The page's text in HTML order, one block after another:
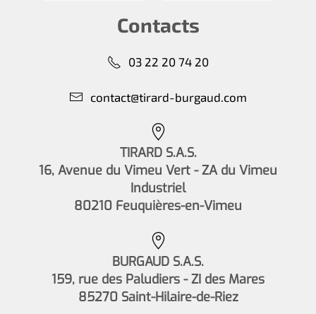
Contacts
03 22 20 74 20
contact@tirard-burgaud.com
TIRARD S.A.S.
16, Avenue du Vimeu Vert - ZA du Vimeu
Industriel
80210 Feuquières-en-Vimeu
BURGAUD S.A.S.
159, rue des Paludiers - ZI des Mares
85270 Saint-Hilaire-de-Riez